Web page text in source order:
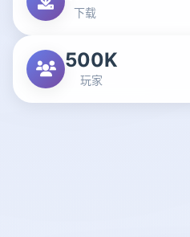
下载
500K
玩家